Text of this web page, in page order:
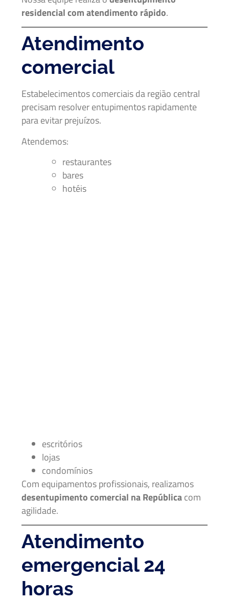
residencial com atendimento rápido.
Atendimento
comercial
Estabelecimentos comerciais da região central
precisam resolver entupimentos rapidamente
para evitar prejuízos.
Atendemos:
restaurantes
bares
hotéis
escritórios
lojas
condomínios
Com equipamentos profissionais, realizamos
desentupimento comercial na Repúblicacom
agilidade.
Atendimento
emergencial 24
horas